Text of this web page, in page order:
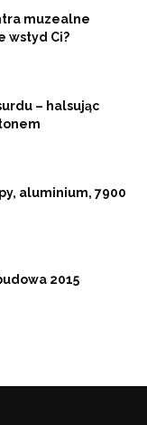
muzealne
wstyd Ci?
– halsując
aluminium, 7900
2015